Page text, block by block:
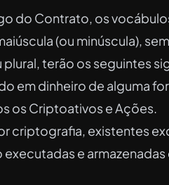
do Contrato, os
(ou minúscula),
terão os seguintes
em dinheiro de alguma
os Criptoativos e Ações.
criptografia, existentes
e armazenadas